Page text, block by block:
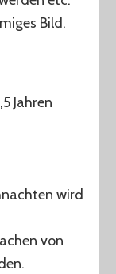
Bild.
Jahren
wird
von